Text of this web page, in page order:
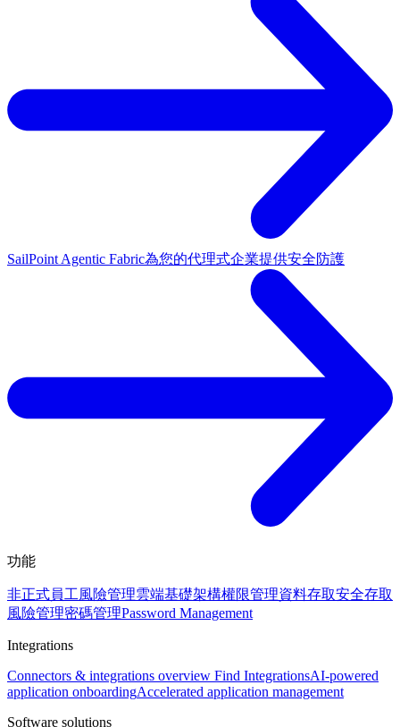
SailPoint Agentic Fabric為您的代理式企業提供安全防護
功能
非正式員工風險管理雲端基礎架構權限管理資料存取安全存取
風險管理密碼管理Password Management
Integrations
Connectors & integrations overview Find IntegrationsAI-powered
application onboardingAccelerated application management
Software solutions